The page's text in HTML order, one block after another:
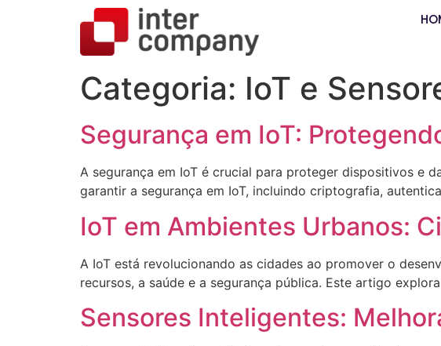
Categoria: IoT e
Segurança em IoT:
A segurança em IoT é crucial para proteger dispositivos e
garantir a segurança em IoT, incluindo criptografia,
IoT em Ambientes Urbanos:
A IoT está revolucionando as cidades ao promover o
recursos, a saúde e a segurança pública. Este artigo
Sensores Inteligentes: